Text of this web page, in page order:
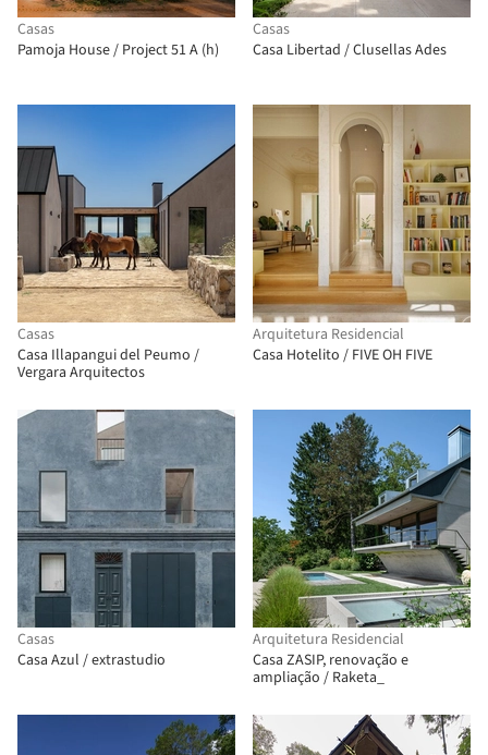
Casas
Pamoja House / Project 51 A (h)
Casas
Casa Libertad / Clusellas Ades
Casas
Casa Illapangui del Peumo /
Vergara Arquitectos
Arquitetura Residencial
Casa Hotelito / FIVE OH FIVE
Casas
Casa Azul / extrastudio
Arquitetura Residencial
Casa ZASIP, renovação e
ampliação / Raketa_